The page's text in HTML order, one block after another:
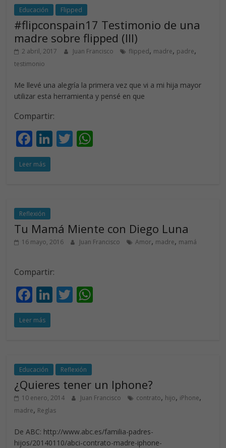
Educación Flipped
#flipconspain17 Testimonio de una
madre sobre flipped (III)
2 abril, 2017 Juan Francisco flipped, madre, padre,
testimonio
Me llevé una alegría la primera vez que vi a mi hija mayor
utilizar esta herramienta y pensé en que
Compartir:
F
ac
e
o
o
k
Li
n
T
p
Leer más
Reflexión
Tu Mamá Miente con Diego Luna
16 mayo, 2016 Juan Francisco Amor, madre, mamá
Compartir:
F
ac
e
o
o
k
Li
dI
n
T
p
Leer más
Educación Reflexión
¿Quieres tener un Iphone?
10 enero, 2014 Juan Francisco contrato, hijo, iPhone,
madre, Reglas
De ABC: http://www.abc.es/familia-padres-
hijos/20140110/abci-contrato-madre-iphone-